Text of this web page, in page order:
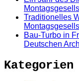
Traditionelles
Bau-Turbo in
Deutschen
Kategorien